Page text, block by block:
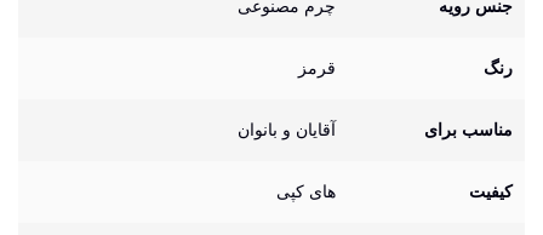
جنس رویه چرم مصنوعی
رنگ قرمز
مناسب برای آقایان و بانوان
کیفیت های کپی